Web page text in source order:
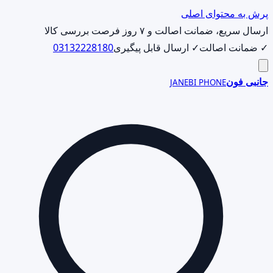
پرش به محتوای اصلی
ارسال سریع، ضمانت اصالت و ۷ روز فرصت بررسی کالا
✓ ضمانت اصالت✓ ارسال قابل پیگیری03132228180
جانبی فونJANEBI PHONE